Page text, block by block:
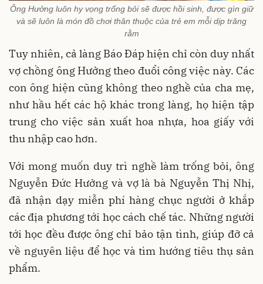
Ông Hưởng luôn hy vọng trống bỏi sẽ được hồi sinh, được gìn giữ
và sẽ luôn là món đồ chơi thân thuộc của trẻ em mỗi dịp trăng
rằm
Tuy nhiên, cả làng Báo Đáp hiện chỉ còn duy nhất
vợ chồng ông Hưởng theo đuổi công việc này. Các
con ông hiện cũng không theo nghề của cha mẹ,
như hầu hết các hộ khác trong làng, họ hiện tập
trung cho việc sản xuất hoa nhựa, hoa giấy với
thu nhập cao hơn.
Với mong muốn duy trì nghề làm trống bỏi, ông
Nguyễn Đức Hưởng và vợ là bà Nguyễn Thị Nhị,
đã nhận dạy miễn phí hàng chục người ở khắp
các địa phương tới học cách chế tác. Những người
tới học đều được ông chỉ bảo tận tình, giúp đỡ cả
về nguyên liệu để học và tìm hướng tiêu thụ sản
phẩm.